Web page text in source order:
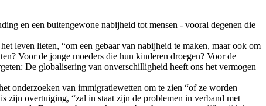
en een buitengewone nabijheid tot mensen - vooral degenen die
leven lieten, “om een gebaar van nabijheid te maken, maar ook om
Voor de jonge moeders die hun kinderen droegen? Voor de
De globalisering van onverschilligheid heeft ons het vermogen
onderzoeken van immigratiewetten om te zien “of ze worden
zijn overtuiging, “zal in staat zijn de problemen in verband met